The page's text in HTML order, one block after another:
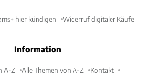
hier kündigen Widerruf digitaler Käufe
Information
A-Z Alle Themen von A-Z Kontakt